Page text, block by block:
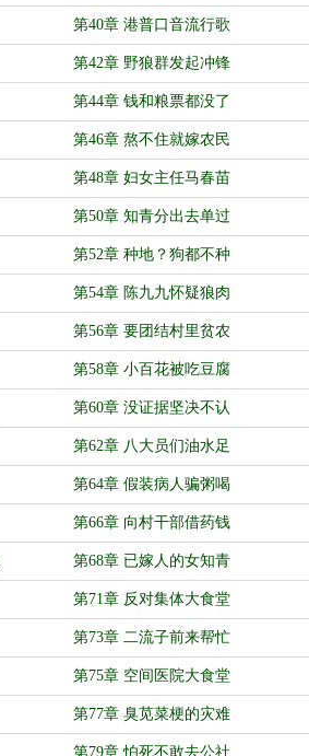
第40章 港普口音流行歌
第42章 野狼群发起冲锋
第44章 钱和粮票都没了
第46章 熬不住就嫁农民
第48章 妇女主任马春苗
第50章 知青分出去单过
第52章 种地？狗都不种
第54章 陈九九怀疑狼肉
第56章 要团结村里贫农
第58章 小百花被吃豆腐
第60章 没证据坚决不认
第62章 八大员们油水足
第64章 假装病人骗粥喝
第66章 向村干部借药钱
第68章 已嫁人的女知青
第71章 反对集体大食堂
第73章 二流子前来帮忙
第75章 空间医院大食堂
第77章 臭苋菜梗的灾难
第79章 怕死不敢去公社